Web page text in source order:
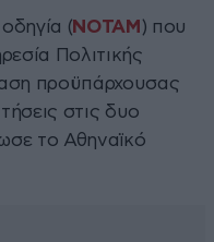
(NOTAM ) που
Πολιτικής
προϋπάρχουσας
στις δυο
το Αθηναϊκό